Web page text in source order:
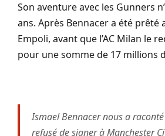
Son aventure avec les Gunners
ans. Après Bennacer a été prêté
Empoli, avant que l’AC Milan le
pour une somme de 17 millions
Ismael Bennacer nous a
refusé de signer à Manchester